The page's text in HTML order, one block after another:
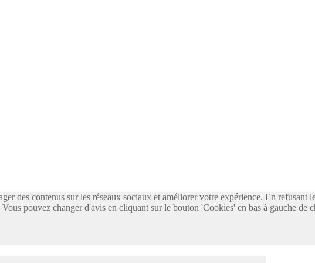
des contenus sur les réseaux sociaux et améliorer votre expérience. En refusant
pouvez changer d'avis en cliquant sur le bouton 'Cookies' en bas à gauche de